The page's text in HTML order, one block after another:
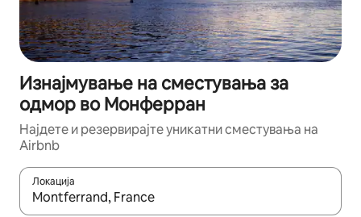
Изнајмување на сместувања за
одмор во Монферран
Најдете и резервирајте уникатни сместувања на
Airbnb
Локација
Кога резултатите се достапни, движете се со копчињата